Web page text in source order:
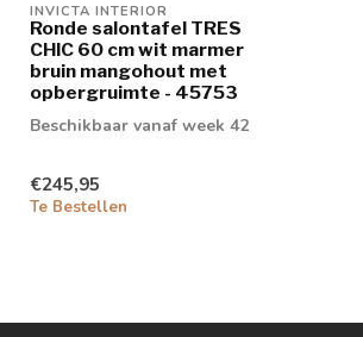
INVICTA INTERIOR
Ronde salontafel TRES
CHIC 60 cm wit marmer
bruin mangohout met
opbergruimte - 45753
Beschikbaar vanaf week 42
€245,95
Te Bestellen